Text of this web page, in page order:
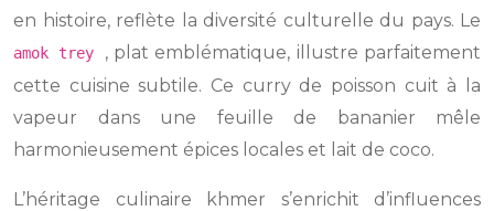
en histoire, reflète la diversité culturelle du pays. Le
amok trey , plat emblématique, illustre parfaitement
cette cuisine subtile. Ce curry de poisson cuit à la
vapeur dans une feuille de bananier mêle
harmonieusement épices locales et lait de coco.
L’héritage culinaire khmer s’enrichit d’influences